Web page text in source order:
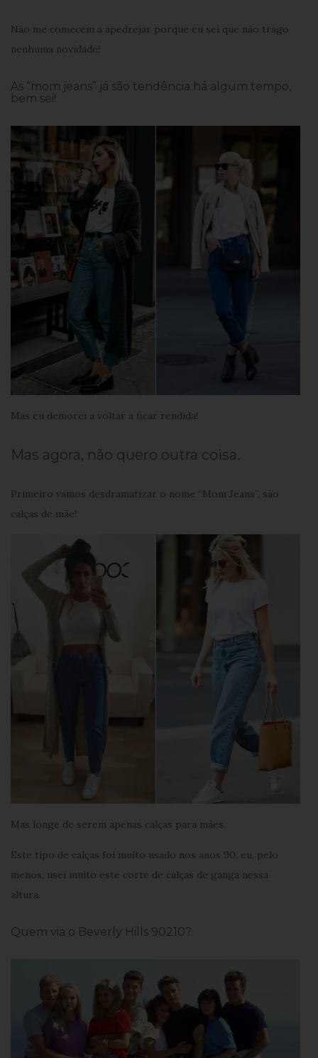
Não me comecem a apedrejar porque eu sei que não trago
nenhuma novidade!
As “mom jeans” já são tendência há algum tempo,
bem sei!
Mas eu demorei a voltar a ficar rendida!
Mas agora, não quero outra coisa.
Primeiro vamos desdramatizar o nome “Mom Jeans”, são
calças de mãe!
Mas longe de serem apenas calças para mães.
Este tipo de calças foi muito usado nos anos 90, eu, pelo
menos, usei muito este corte de calças de ganga nessa
altura.
Quem via o Beverly Hills 90210?